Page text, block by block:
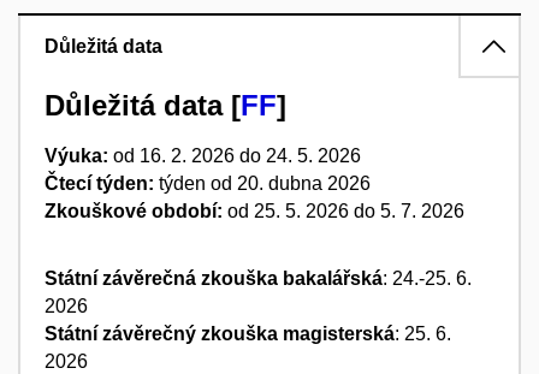
Důležitá data
Důležitá data [FF]
Výuka: od 16. 2. 2026 do 24. 5. 2026
Čtecí týden: týden od 20. dubna 2026
Zkouškové období: od 25. 5. 2026 do 5. 7. 2026
Státní závěrečná zkouška bakalářská: 24.-25. 6.
2026
Státní závěrečný zkouška magisterská: 25. 6.
2026